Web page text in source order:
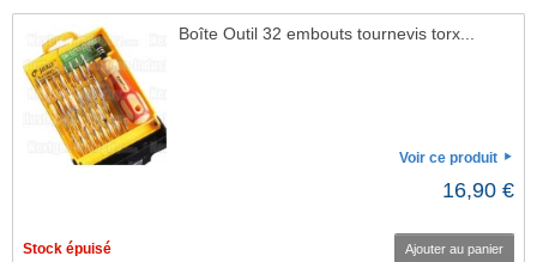
Boîte Outil 32 embouts tournevis torx...
Voir ce produit
16,90 €
Stock épuisé Ajouter au panier